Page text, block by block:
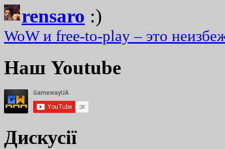
rensaro :)
WoW и free-to-play – это
Наш Youtube
Дискусії